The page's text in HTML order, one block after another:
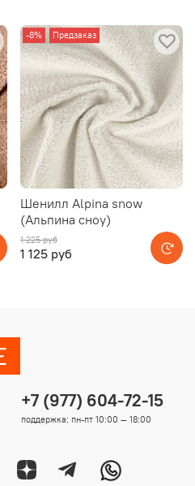
-8% Предзаказ
Шенилл Alpina snow
(Альпина сноу)
1 225 руб
1 125 руб
+7 (977) 604-72-15
поддержка: пн-пт 10:00 — 18:00